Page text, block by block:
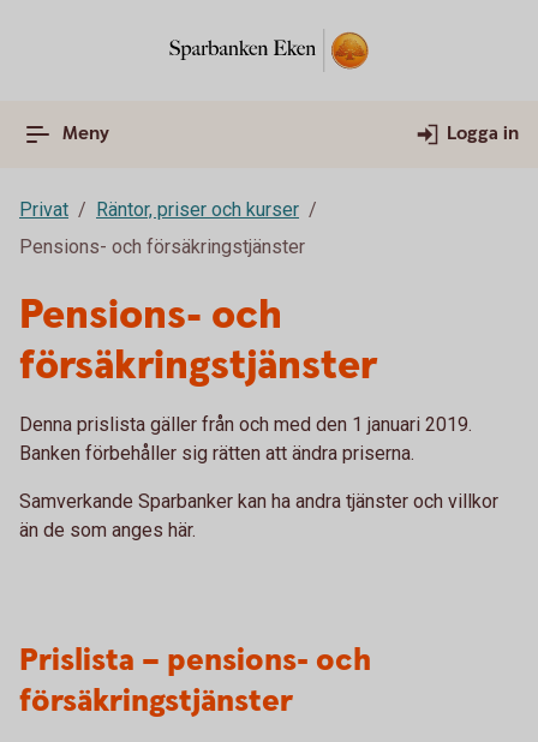
Meny Logga in
Privat
Räntor, priser och kurser
Pensions- och försäkringstjänster
Pensions- och
försäkringstjänster
Denna prislista gäller från och med den 1 januari 2019.
Banken förbehåller sig rätten att ändra priserna.
Samverkande Sparbanker kan ha andra tjänster och villkor
än de som anges här.
Prislista – pensions- och
försäkringstjänster